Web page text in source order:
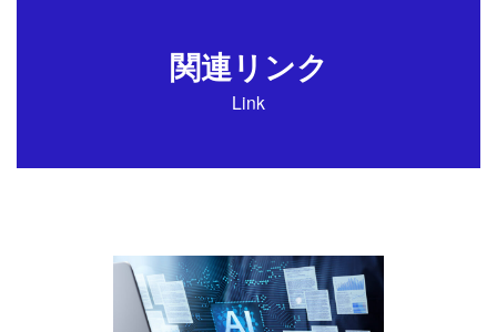
関連リンク
Link